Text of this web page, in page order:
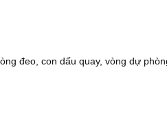
đeo, con dấu quay, vòng dự